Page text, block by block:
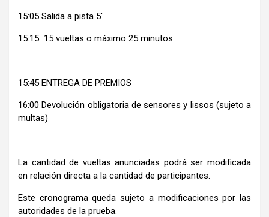
15:05 Salida a pista 5′
15:15 15 vueltas o máximo 25 minutos
15:45 ENTREGA DE PREMIOS
16:00 Devolución obligatoria de sensores y lissos (sujeto a
multas)
La cantidad de vueltas anunciadas podrá ser modificada
en relación directa a la cantidad de participantes.
Este cronograma queda sujeto a modificaciones por las
autoridades de la prueba.